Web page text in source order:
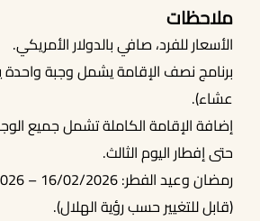
ملاحظات
الأسعار للفرد، صافي بالدولار الأمريكي.
برنامج نصف الإقامة يشمل وجبة واحدة
عشاء).
إضافة الإقامة الكاملة تشمل جميع
حتى إفطار اليوم الثالث.
رمضان وعيد الفطر: 16/02/2026 – 23/03/2026
(قابل للتغيير حسب رؤية الهلال).